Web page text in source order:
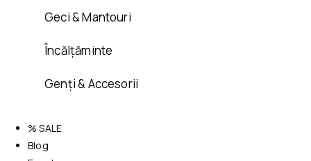
Geci & Mantouri
Încălțăminte
Genți & Accesorii
% SALE
Blog